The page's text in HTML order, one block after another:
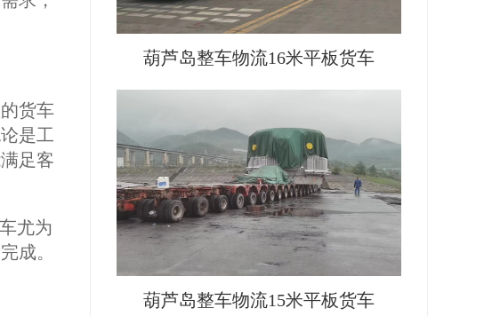
货车
是工
足客
尤为
成。
葫芦岛整车物流16米平板货车
葫芦岛整车物流15米平板货车